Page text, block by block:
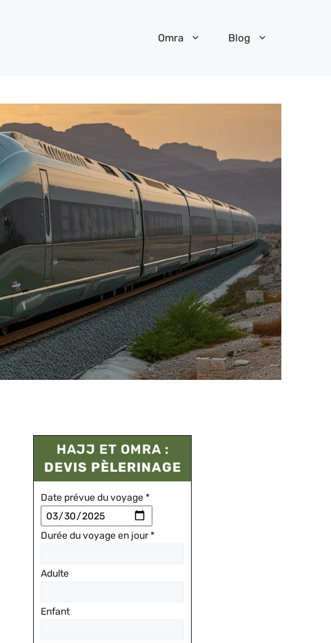
Omra Blog
HAJJ ET OMRA :
DEVIS PÈLERINAGE
Date prévue du voyage*
Durée du voyage en jour*
Adulte
Enfant